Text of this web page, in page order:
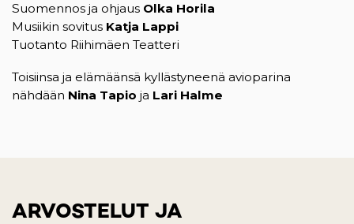
Suomennos ja ohjaus Olka Horila
Musiikin sovitus Katja Lappi
Tuotanto Riihimäen Teatteri
Toisiinsa ja elämäänsä kyllästyneenä avioparina
nähdään Nina Tapio ja Lari Halme
ARVOSTELUT JA